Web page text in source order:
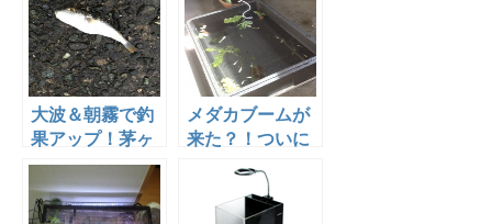
大波＆朝霧で釣
果アップ！茅ヶ
崎のメジナ釣
り 2016.11.20
メダカブームが
来た？！ついに
我が家にもベラ
ンダビオトープ
が出現！